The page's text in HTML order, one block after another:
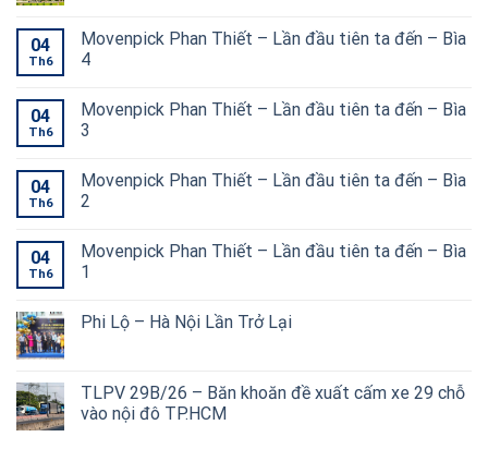
04
Th6
Movenpick Phan Thiết – Lần đầu tiên ta đến – Bìa
4
04
Th6
Movenpick Phan Thiết – Lần đầu tiên ta đến – Bìa
3
04
Th6
Movenpick Phan Thiết – Lần đầu tiên ta đến – Bìa
2
04
Th6
Movenpick Phan Thiết – Lần đầu tiên ta đến – Bìa
1
Phi Lộ – Hà Nội Lần Trở Lại
TLPV 29B/26 – Băn khoăn đề xuất cấm xe 29 chỗ
vào nội đô TP.HCM